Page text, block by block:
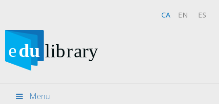
CA EN ES
Menu